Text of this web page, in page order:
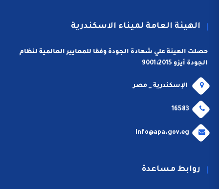
الهيئة العامة لميناء الاسكندرية
حصلت الهيئة علي شهادة الجودة وفقا للمعايير العالمية لنظام
الجودة أيزو 9001:2015
الإسكندرية _ مصر
16583
info@apa.gov.eg
روابط مساعدة